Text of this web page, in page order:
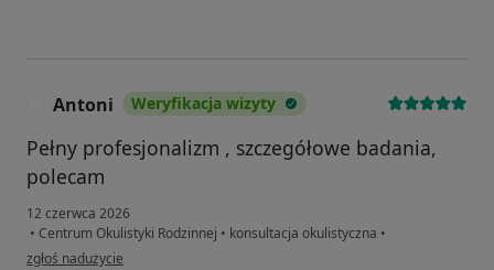
Antoni Weryfikacja wizyty
Pełny profesjonalizm , szczegółowe badania,
polecam
12 czerwca 2026
• Centrum Okulistyki Rodzinnej • konsultacja okulistyczna •
w opinii użytkownika Antoni
zgłoś nadużycie